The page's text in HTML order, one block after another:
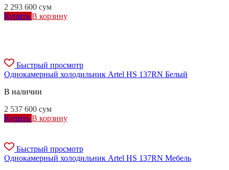
2 293 600 сум
Купить В корзину
Быстрый просмотр
Однокамерный холодильник Artel HS 137RN Белый
В наличии
2 537 600 сум
Купить В корзину
Быстрый просмотр
Однокамерный холодильник Artel HS 137RN Мебель